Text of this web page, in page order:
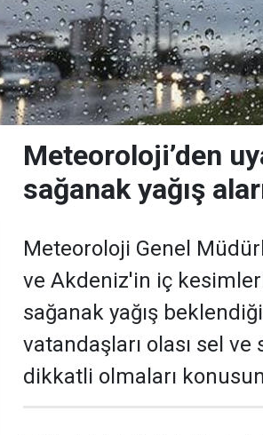
Meteoroloji’den
sağanak yağış
Meteoroloji Genel
ve Akdeniz'in iç
sağanak yağış
vatandaşları olası sel ve
dikkatli olmaları